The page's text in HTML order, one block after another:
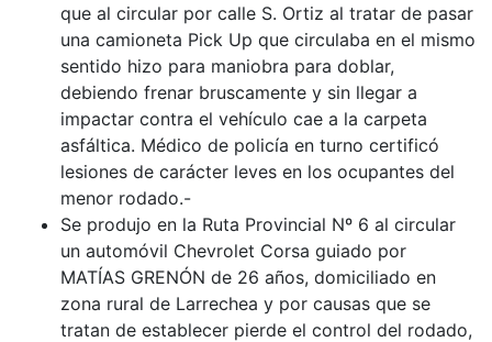
que al circular por calle S. Ortiz al tratar de pasar
una camioneta Pick Up que circulaba en el mismo
sentido hizo para maniobra para doblar,
debiendo frenar bruscamente y sin llegar a
impactar contra el vehículo cae a la carpeta
asfáltica. Médico de policía en turno certificó
lesiones de carácter leves en los ocupantes del
menor rodado.-
Se produjo en la Ruta Provincial Nº 6 al circular
un automóvil Chevrolet Corsa guiado por
MATÍAS GRENÓN de 26 años, domiciliado en
zona rural de Larrechea y por causas que se
tratan de establecer pierde el control del rodado,